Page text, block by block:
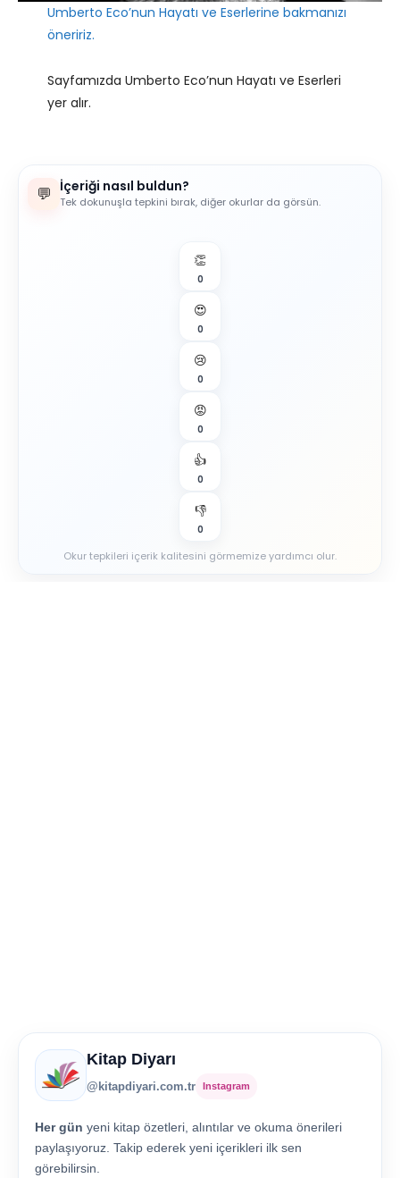
Umberto Eco’nun Hayatı ve Eserlerine bakmanızı
öneririz.
Sayfamızda Umberto Eco’nun Hayatı ve Eserleri
yer alır.
💬 İçeriği nasıl buldun?
Tek dokunuşla tepkini bırak, diğer okurlar da görsün.
👏
0
😍
0
😢
0
😡
0
👍
0
👎
0
Okur tepkileri içerik kalitesini görmemize yardımcı olur.
Kitap Diyarı
@kitapdiyari.com.tr Instagram
Her gün yeni kitap özetleri, alıntılar ve okuma önerileri
paylaşıyoruz. Takip ederek yeni içerikleri ilk sen
görebilirsin.